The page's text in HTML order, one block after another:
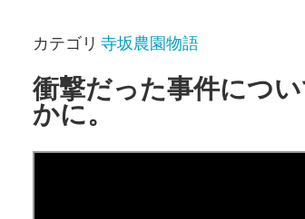
カテゴリ 寺坂農園物語
衝撃だった事件につ
かに。